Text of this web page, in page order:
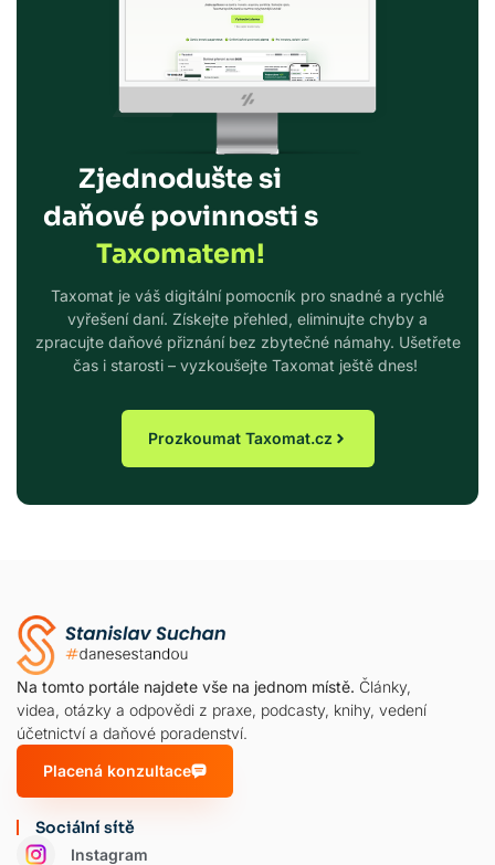
Zjednodušte si
daňové povinnosti s
Taxomatem!
Taxomat je váš digitální pomocník pro snadné a rychlé
vyřešení daní. Získejte přehled, eliminujte chyby a
zpracujte daňové přiznání bez zbytečné námahy. Ušetřete
čas i starosti – vyzkoušejte Taxomat ještě dnes!
Prozkoumat Taxomat.cz
Na tomto portále najdete vše na jednom místě. Články,
videa, otázky a odpovědi z praxe, podcasty, knihy, vedení
účetnictví a daňové poradenství.
Placená konzultace
Sociální sítě
Instagram